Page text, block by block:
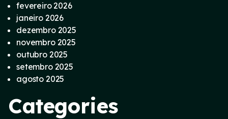
fevereiro 2026
janeiro 2026
dezembro 2025
novembro 2025
outubro 2025
setembro 2025
agosto 2025
Categories